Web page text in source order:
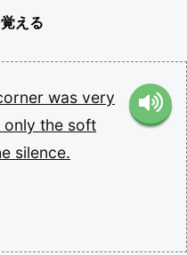
える
was very
only the soft
silence.